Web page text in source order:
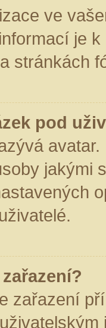
ve
je
stránkách
pod
jakými
zařazení